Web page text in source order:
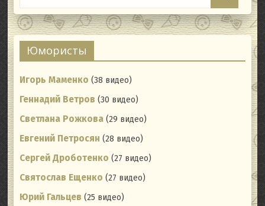
Юмористы
Игорь Маменко (38 видео)
Геннадий Ветров (30 видео)
Светлана Рожкова (29 видео)
Евгений Петросян (28 видео)
Сергей Дроботенко (27 видео)
Святослав Ещенко (27 видео)
Юрий Гальцев (25 видео)